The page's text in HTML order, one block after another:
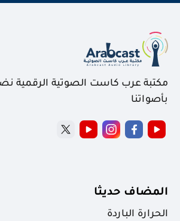
مكتبة عرب كاست الصوتية الرقمية
بأصواتنا
المضاف حديثا
الحرارة الباردة